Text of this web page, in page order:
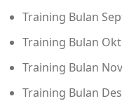
Training Bulan
Training Bulan
Training Bulan
Training Bulan